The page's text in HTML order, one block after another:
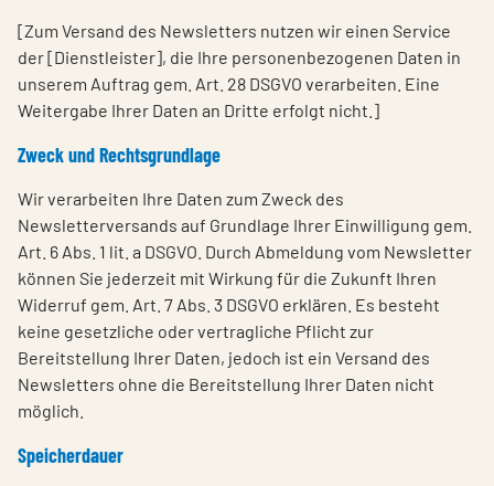
[Zum Versand des Newsletters nutzen wir einen Service
der [Dienstleister], die Ihre personenbezogenen Daten in
unserem Auftrag gem. Art. 28 DSGVO verarbeiten. Eine
Weitergabe Ihrer Daten an Dritte erfolgt nicht.]
Zweck und Rechtsgrundlage
Wir verarbeiten Ihre Daten zum Zweck des
Newsletterversands auf Grundlage Ihrer Einwilligung gem.
Art. 6 Abs. 1 lit. a DSGVO. Durch Abmeldung vom Newsletter
können Sie jederzeit mit Wirkung für die Zukunft Ihren
Widerruf gem. Art. 7 Abs. 3 DSGVO erklären. Es besteht
keine gesetzliche oder vertragliche Pflicht zur
Bereitstellung Ihrer Daten, jedoch ist ein Versand des
Newsletters ohne die Bereitstellung Ihrer Daten nicht
möglich.
Speicherdauer